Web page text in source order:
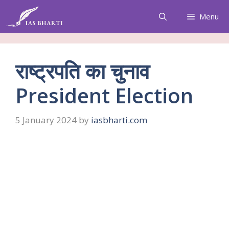
content
Menu
राष्ट्रपति का चुनाव
President Election
5 January 2024 by iasbharti.com